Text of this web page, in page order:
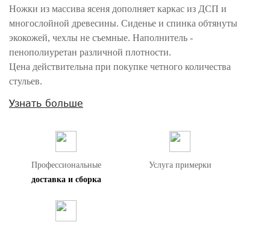
Ножки из массива ясеня дополняет каркас из ДСП и
многослойной древесины. Сиденье и спинка обтянуты
экокожей, чехлы не съемные. Наполнитель -
пенополиуретан различной плотности.
Цена действительна при покупке четного количества
стульев.
Внимание! Цвета предметов на изображениях могут отличаться из-за
Узнать больше
Профессиональные
доставка и сборка
Услуга примерки